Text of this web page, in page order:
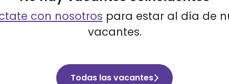
con nosotros para estar al día de
vacantes.
Todas las vacantes